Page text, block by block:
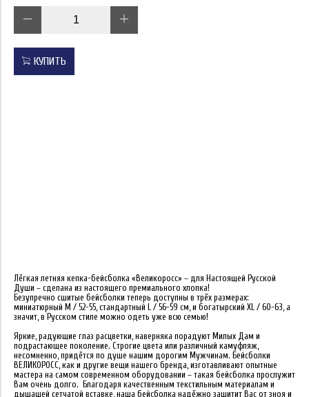
КУПИТЬ
Лёгкая летняя кепка-бейсболка «Великоросс» – для Настоящей Русской
Души – сделана из настоящего премиального хлопка!
Безупречно сшитые бейсболки теперь доступны в трёх размерах:
миниатюрный M / 52-55, стандартный L / 56-59 см, и богатырский XL / 60-63, а
значит, в Русском стиле можно одеть уже всю семью!
Яркие, радующие глаз расцветки, наверняка порадуют Милых Дам и
подрастающее поколение. Строгие цвета или различный камуфляж,
несомненно, придётся по душе нашим дорогим Мужчинам. Бейсболки
ВЕЛИКОРОСС, как и другие вещи нашего бренда, изготавливают опытные
мастера на самом современном оборудовании – такая бейсболка прослужит
Вам очень долго. Благодаря качественным текстильным материалам и
дышащей сетчатой вставке, наша бейсболка надёжно защитит Вас от зноя и